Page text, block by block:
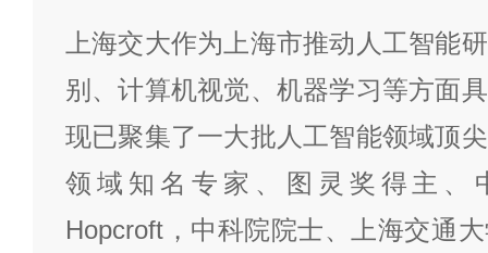
上海交大作为上海市推动人工智能
别、计算机视觉、机器学习等方面
现已聚集了一大批人工智能领域顶
领域知名专家、图灵奖得主、
Hopcroft，中科院院士、上海交通